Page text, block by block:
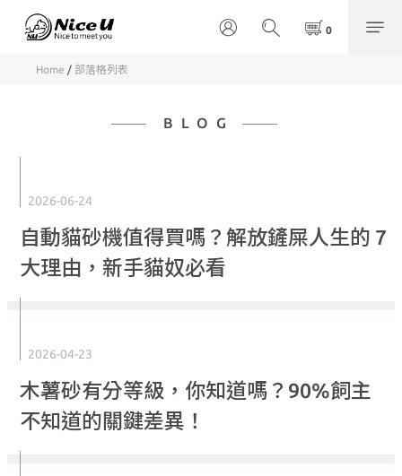
Home / 部落格列表
BLOG
2026-06-24
自動貓砂機值得買嗎？解放鏟屎人生的 7
大理由，新手貓奴必看
2026-04-23
木薯砂有分等級，你知道嗎？90%飼主
不知道的關鍵差異！